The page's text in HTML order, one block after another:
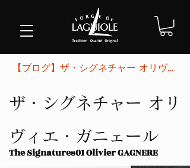
【ブログ】ザ・シグネチャー オリヴィエ・ガニェール
ザ・シグネチャー オリ
ヴィエ・ガニェール
The Signatures01​ Olivier GAGNERE